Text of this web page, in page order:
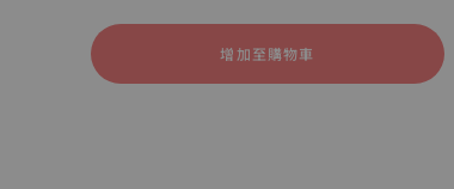
增加至購物車